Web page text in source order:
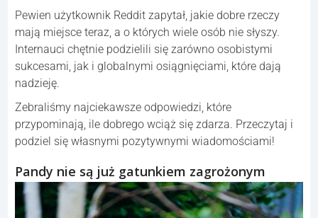
Pewien użytkownik Reddit zapytał, jakie dobre rzeczy
mają miejsce teraz, a o których wiele osób nie słyszy.
Internauci chętnie podzielili się zarówno osobistymi
sukcesami, jak i globalnymi osiągnięciami, które dają
nadzieję.
Zebraliśmy najciekawsze odpowiedzi, które
przypominają, ile dobrego wciąż się zdarza. Przeczytaj i
podziel się własnymi pozytywnymi wiadomościami!
Pandy nie są już gatunkiem zagrożonym